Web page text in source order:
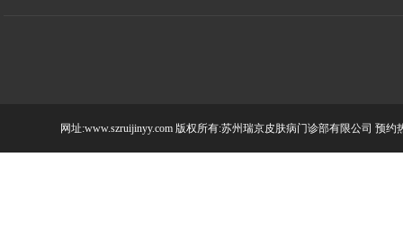
网址:www.szruijinyy.com 版权所有:苏州瑞京皮肤病门诊部有限公司 预约